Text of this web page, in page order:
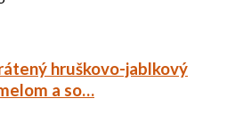
hruškovo-jablkový
a so…